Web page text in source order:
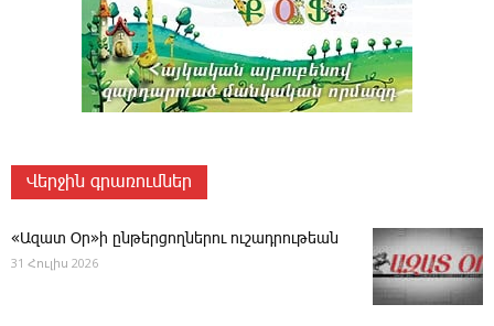
Վերջին գրառումներ
«Ազատ Օր»ի ընթերցողներու ուշադրութեան
31 Հուլիս 2026